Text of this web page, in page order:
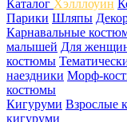
Каталог Хэлллоуин
Парики Шляпы
Карнавальные
малышей Для
костюмы
наездники Морф-
костюмы
Кигуруми Взрослые
кигуруми